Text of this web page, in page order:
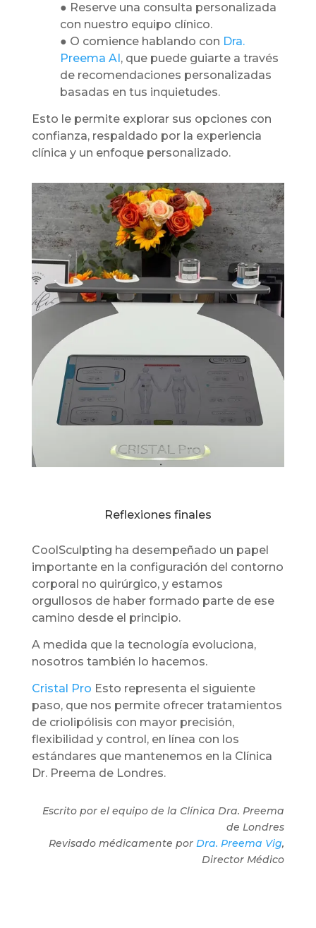
● Reserve una consulta personalizada
con nuestro equipo clínico.
● O comience hablando con Dra.
Preema AI , que puede guiarte a través
de recomendaciones personalizadas
basadas en tus inquietudes.
Esto le permite explorar sus opciones con
confianza, respaldado por la experiencia
clínica y un enfoque personalizado.
Reflexiones finales
CoolSculpting ha desempeñado un papel
importante en la configuración del contorno
corporal no quirúrgico, y estamos
orgullosos de haber formado parte de ese
camino desde el principio.
A medida que la tecnología evoluciona,
nosotros también lo hacemos.
Cristal Pro Esto representa el siguiente
paso, que nos permite ofrecer tratamientos
de criolipólisis con mayor precisión,
flexibilidad y control, en línea con los
estándares que mantenemos en la Clínica
Dr. Preema de Londres.
Escrito por el equipo de la Clínica Dra. Preema
de Londres
Revisado médicamente porDra. Preema Vig,
Director Médico